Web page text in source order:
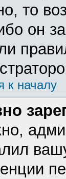
то
он
к началу